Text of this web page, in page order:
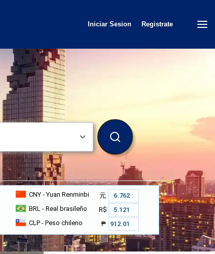
Iniciar Sesion Registrate
BUSCAR
CNY- Yuan Renminbi
元
BRL - Real brasileño
R$
CLP- Peso chileno ₱